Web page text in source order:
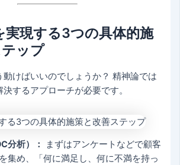
実現する3つの具体的施
ップ
動けばいいのでしょうか？ 精神論では
するアプローチが必要です。
分析）：
まずはアンケートなどで顧客
集め、「何に満足し、何に不満を持っ